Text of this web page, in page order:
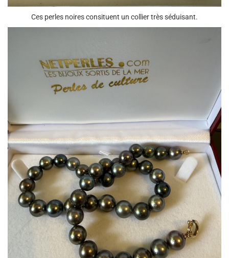
Ces perles noires consituent un collier très séduisant.